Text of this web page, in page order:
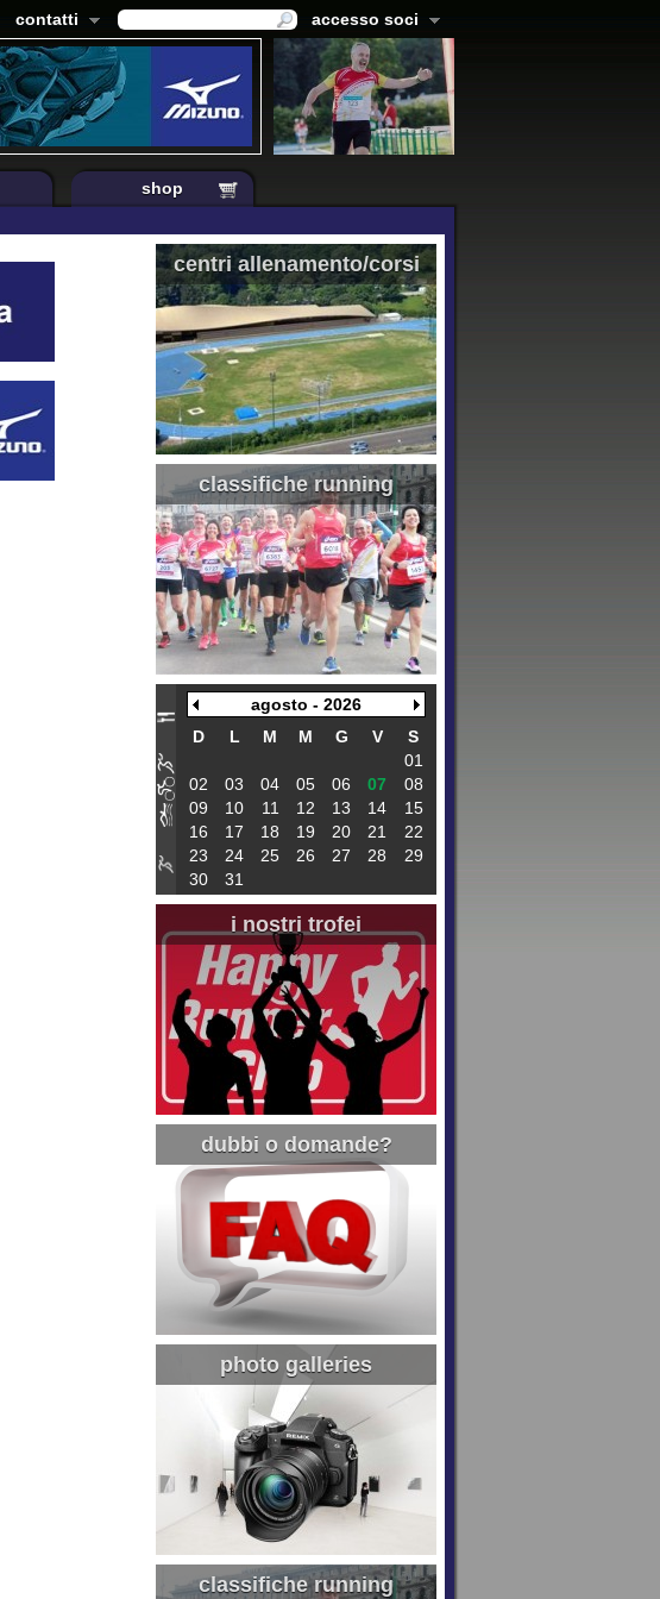
contatti accesso soci
shop
centri allenamento/corsi
classifiche running
agosto - 2026
D
L M M G V
S
01
02
03 04 05 06 07
08
09
10 11 12 13 14
15
16
17 18 19 20 21
22
23
24 25 26 27 28
29
30
31
i nostri trofei
dubbi o domande?
photo galleries
classifiche running